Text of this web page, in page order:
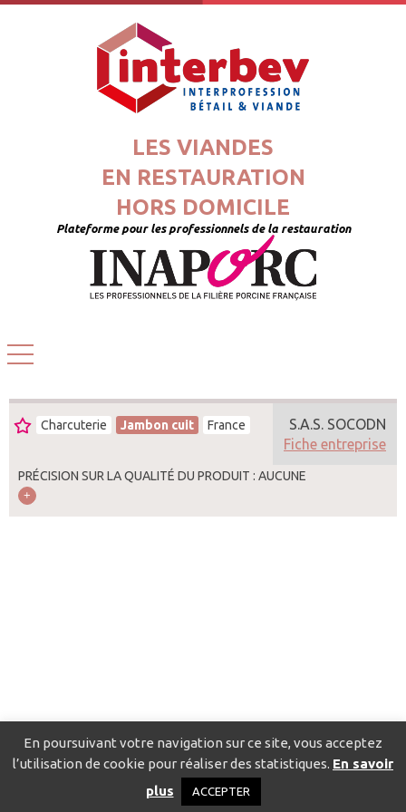
LES VIANDES
EN RESTAURATION
HORS DOMICILE
Plateforme pour les professionnels de la restauration
Charcuterie Jambon cuit France
PRÉCISION SUR LA QUALITÉ DU PRODUIT : AUCUNE
S.A.S. SOCODN
Fiche entreprise
Catalogue pour localiser les fournisseurs
Politique de confidentialité
En poursuivant votre navigation sur ce site, vous acceptez
l’utilisation de cookie pour réaliser des statistiques. En savoir
plus
ACCEPTER